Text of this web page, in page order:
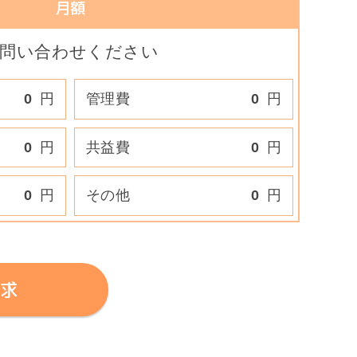
月額
い合わせください
0 円 管理費 0 円
0 円 共益費 0 円
0 円 その他 0 円